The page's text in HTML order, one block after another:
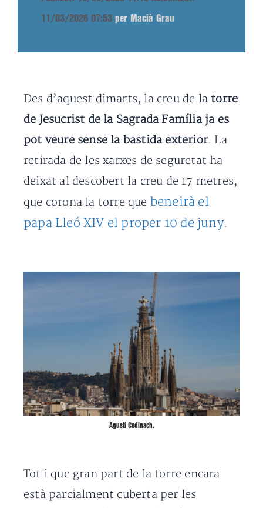
11/03/2026 07:53 per Macià Grau
Des d’aquest dimarts, la creu de la torre
de Jesucrist de la Sagrada Família ja es
pot veure sense la bastida exterior. La
retirada de les xarxes de seguretat ha
deixat al descobert la creu de 17 metres,
que corona la torre que beneirà el
papa Lleó XIV el proper 10 de juny.
Agustí Codinach.
Tot i que gran part de la torre encara
està parcialment cuberta per les